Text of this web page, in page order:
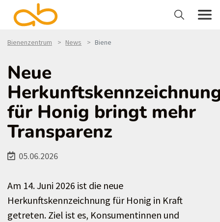
Bienenzentrum News Biene
Neue
für Honig bringt mehr
Transparenz
05.06.2026
Am 14. Juni 2026 ist die neue
Herkunftskennzeichnung für Honig in Kraft
getreten. Ziel ist es, Konsumentinnen und